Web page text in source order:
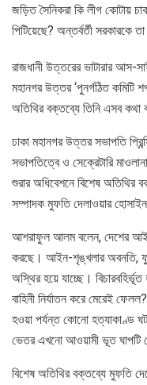
জড়িত সৈনিকরা কি লীগ কোটায়
পিটিয়েছে? অন্তর্বর্তী সরকারকে
রাজধানী উত্তরের ভাটারার আস-
মহানগর উত্তর ‘পুনর্গঠিত কমিটি
অতিথির বক্তব্যে তিনি এসব কথা
ঢাকা মহানগর উত্তর সভাপতি
সভাপতিত্বে ও সেক্রেটারি
শুরার অধিবেশনে বিশেষ অতিথির
সম্পাদক মুফতি দেলাওয়ার
আশরাফুল আলম বলেন, দেশের
করছে। আইন-শৃঙ্খলার অবনতি,
অস্থির হয়ে যাচ্ছে।
বাহিনী নির্যাতন করে মেরেই
হওয়া পর্যন্ত কোনো হত্যাকাণ্ড
ভেতর এখনো আওয়ামী ভূত ঘাপটি
বিশেষ অতিথির বক্তব্যে মুফতি